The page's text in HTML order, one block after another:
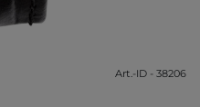
Art.-ID - 38206